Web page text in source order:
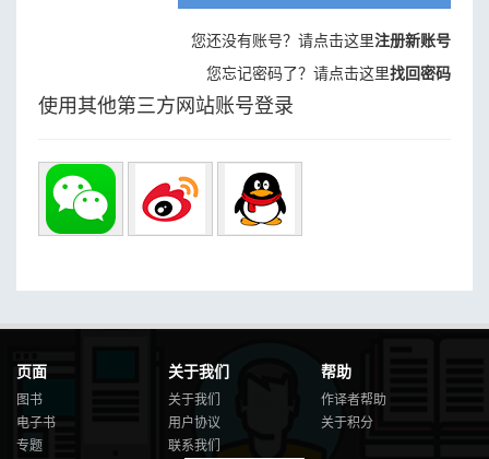
您还没有账号？请点击这里注册新账号
您忘记密码了？请点击这里找回密码
使用其他第三方网站账号登录
页面
图书
电子书
专题
关于我们
关于我们
用户协议
联系我们
帮助
作译者帮助
关于积分